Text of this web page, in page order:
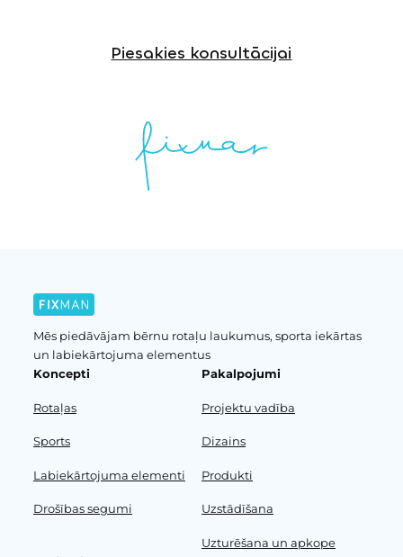
Piesakies konsultācijai
Mēs piedāvājam bērnu rotaļu laukumus, sporta iekārtas
un labiekārtojuma elementus
Koncepti
Rotaļas
Sports
Labiekārtojuma elementi
Drošības segumi
Pakalpojumi
Projektu vadība
Dizains
Produkti
Uzstādīšana
Uzturēšana un apkope